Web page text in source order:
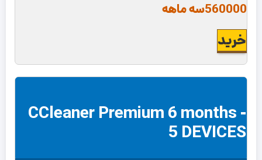
560000سه ماهه
خرید
CCleaner Premium 6 months -
5 DEVICES